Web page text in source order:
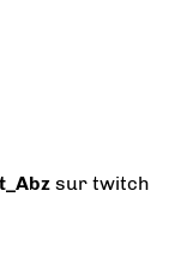
sur twitch